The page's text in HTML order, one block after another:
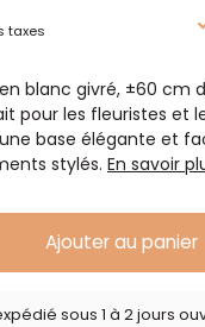
taxes
blanc givré, ±60 cm
pour les fleuristes et
base élégante et
stylés. En savoir
Ajouter au panier
sous 1 à 2 jours